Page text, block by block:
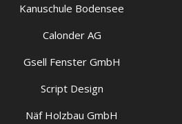
Kanuschule Bodensee
Calonder AG
Gsell Fenster GmbH
Script Design
Näf Holzbau GmbH